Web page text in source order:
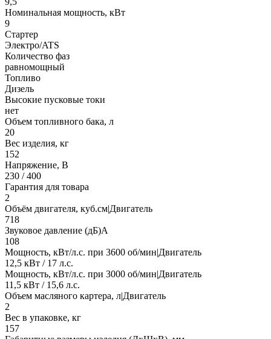
Номинальная мощность, кВт
9
Стартер
Электро/ATS
Количество фаз
равномощный
Топливо
Дизель
Высокие пусковые токи
нет
Объем топливного бака, л
20
Вес изделия, кг
152
Напряжение, В
230 / 400
Гарантия для товара
2
Объём двигателя, куб.см|Двигатель
718
Звуковое давление (дБ)А
108
Мощность, кВт/л.с. при 3600 об/мин|Двигатель
12,5 кВт / 17 л.с.
Мощность, кВт/л.с. при 3000 об/мин|Двигатель
11,5 кВт / 15,6 л.с.
Объем масляного картера, л|Двигатель
2
Вес в упаковке, кг
157